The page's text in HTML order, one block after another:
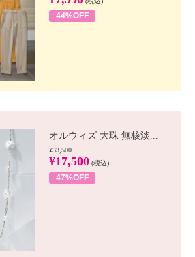
44%OFF
オルウィズ 大珠 無核淡...
¥33,500
¥17,500 (税込)
47%OFF